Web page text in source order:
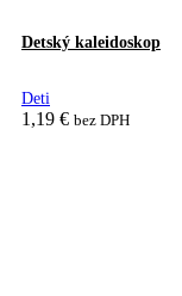
Detský kaleidoskop
Deti
1,19 € bez DPH